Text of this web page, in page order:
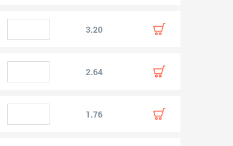
3.20
2.64
1.76